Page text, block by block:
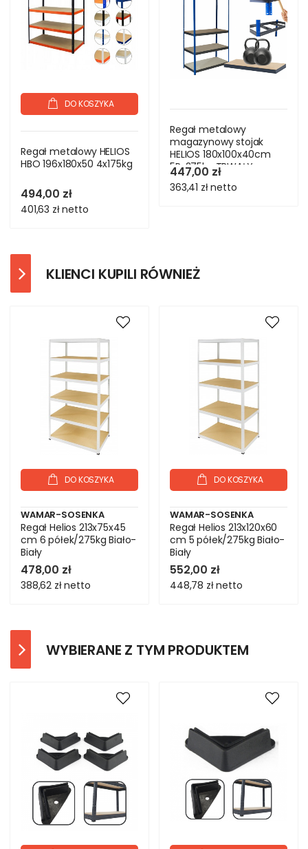
DO KOSZYKA
Regał metalowy HELIOS
HBO 196x180x50 4x175kg
494,00 zł
401,63 złnetto
Regał metalowy
magazynowy stojak
HELIOS 180x100x40cm
5Px275kg TRWAŁY
447,00 zł
363,41 złnetto
KLIENCI KUPILI RÓWNIEŻ
DO KOSZYKA
WAMAR-SOSENKA
Regał Helios 213x75x45
cm 6 półek/275kg Biało-
Biały
478,00 zł
388,62 złnetto
DO KOSZYKA
WAMAR-SOSENKA
Regał Helios 213x120x60
cm 5 półek/275kg Biało-
Biały
552,00 zł
448,78 złnetto
WYBIERANE Z TYM PRODUKTEM